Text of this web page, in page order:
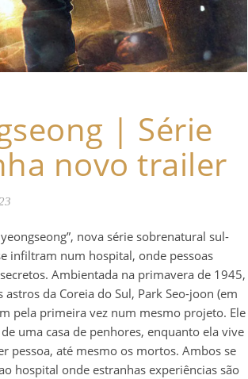
| Série
novo trailer
nova série sobrenatural sul-
infiltram num hospital, onde pessoas
Ambientada na primavera de 1945,
da Coreia do Sul, Park Seo-joon (em
pela primeira vez num mesmo projeto. Ele
uma casa de penhores, enquanto ela vive
pessoa, até mesmo os mortos. Ambos se
hospital onde estranhas experiências são